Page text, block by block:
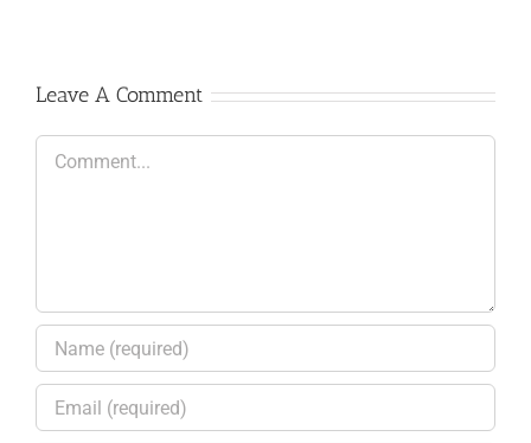
Leave A Comment